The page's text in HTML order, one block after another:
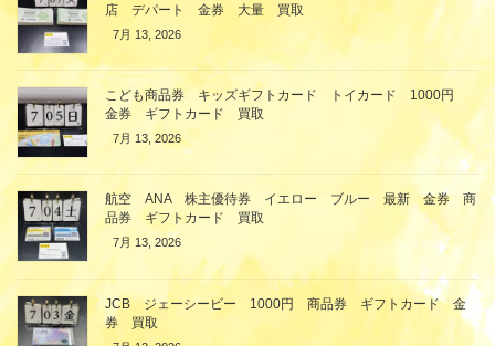
店 デパート 金券 大量 買取
7月 13, 2026
こども商品券 キッズギフトカード トイカード 1000円
金券 ギフトカード 買取
7月 13, 2026
航空 ANA 株主優待券 イエロー ブルー 最新 金券 商
品券 ギフトカード 買取
7月 13, 2026
JCB ジェーシービー 1000円 商品券 ギフトカード 金
券 買取